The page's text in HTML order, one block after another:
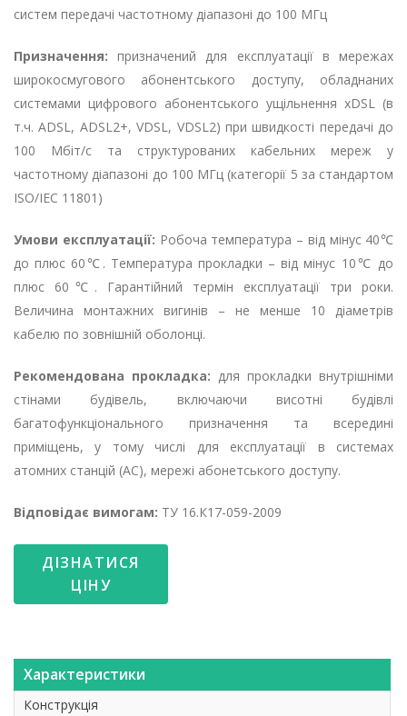
систем передачі частотному діапазоні до 100 МГц
Призначення: призначений для експлуатації в мережах
широкосмугового абонентського доступу, обладнаних
системами цифрового абонентського ущільнення xDSL (в
т.ч. ADSL, ADSL2+, VDSL, VDSL2) при швидкості передачі до
100 Мбіт/с та структурованих кабельних мереж у
частотному діапазоні до 100 МГц (категорії 5 за стандартом
ISO/IEC 11801)
Умови експлуатації: Робоча температура – ​​від мінус 40℃
до плюс 60℃. Температура прокладки – від мінус 10℃ до
плюс 60℃. Гарантійний термін експлуатації три роки.
Величина монтажних вигинів – не менше 10 діаметрів
кабелю по зовнішній оболонці.
Рекомендована прокладка: для прокладки внутрішніми
стінами будівель, включаючи висотні будівлі
багатофункціонального призначення та всередині
приміщень, у тому числі для експлуатації в системах
атомних станцій (АС), мережі абонетського доступу.
Відповідає вимогам: ТУ 16.К17-059-2009
ДІЗНАТИСЯ
ЦІНУ
Характеристики
Конструкція